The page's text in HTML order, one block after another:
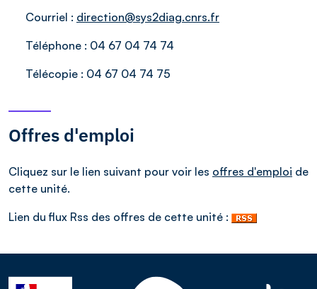
Courriel : direction@sys2diag.cnrs.fr
Téléphone : 04 67 04 74 74
Télécopie : 04 67 04 74 75
Offres d'emploi
Cliquez sur le lien suivant pour voir les offres d'emploi de
cette unité.
Lien du flux Rss des offres de cette unité :